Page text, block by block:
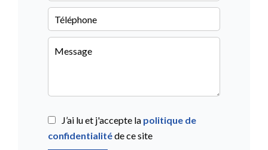
J’ai lu et j'accepte la politique de
confidentialitéde ce site